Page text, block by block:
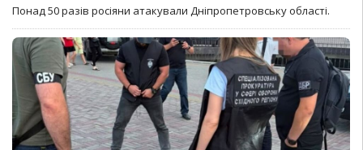
Понад 50 разів росіяни атакували Дніпропетровську області.